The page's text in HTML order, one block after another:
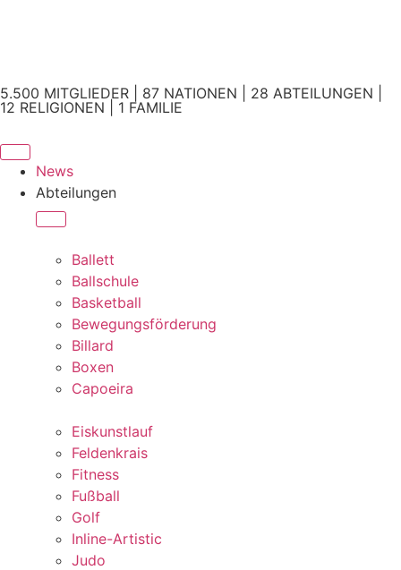
5.500 MITGLIEDER | 87 NATIONEN | 28 ABTEILUNGEN |
12 RELIGIONEN | 1 FAMILIE
News
Abteilungen
Ballett
Ballschule
Basketball
Bewegungsförderung
Billard
Boxen
Capoeira
Eiskunstlauf
Feldenkrais
Fitness
Fußball
Golf
Inline-Artistic
Judo